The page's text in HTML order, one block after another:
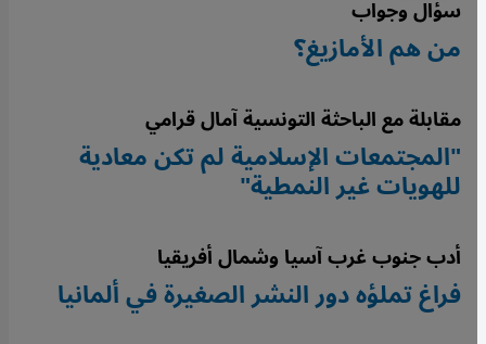
سؤال وجواب
من هم الأمازيغ؟
مقابلة مع الباحثة التونسية آمال قرامي
"المجتمعات الإسلامية لم تكن معادية
للهويات غير النمطية"
أدب جنوب غرب آسيا وشمال أفريقيا
فراغ تملؤه دور النشر الصغيرة في ألمانيا